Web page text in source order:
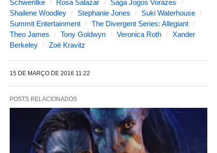
t
e
s
e
r
Schwentke
Rosa Salazar
Saga Jogos Vorazes
Shailene Woodley
Stephanie Jones
Suki Waterhouse
Summit Entertainment
The Divergent Series: Allegiant
Theo James
Tony Goldwyn Veronica Roth
Xander
Berkeley
Zoë Kravitz
15 DE MARÇO DE 2016 11:22
POSTS RELACIONADOS